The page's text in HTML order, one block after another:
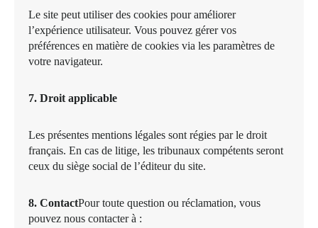
Le site peut utiliser des cookies pour améliorer
l’expérience utilisateur. Vous pouvez gérer vos
préférences en matière de cookies via les paramètres de
votre navigateur.
7. Droit applicable
Les présentes mentions légales sont régies par le droit
français. En cas de litige, les tribunaux compétents seront
ceux du siège social de l’éditeur du site.
8. ContactPour toute question ou réclamation, vous
pouvez nous contacter à :